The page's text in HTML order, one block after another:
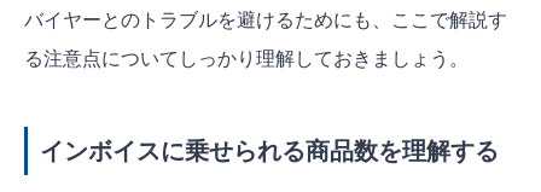
バイヤーとのトラブルを避けるためにも、ここで解説す
る注意点についてしっかり理解しておきましょう。
インボイスに乗せられる商品数を理解する